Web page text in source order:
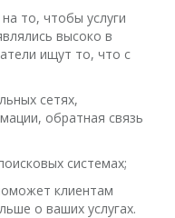
то, чтобы услуги
высоко в
ищут то, что с
сетях,
обратная связь
системах;
клиентам
о ваших услугах.